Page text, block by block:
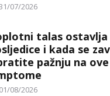
Posted
07/2026
talas ostavlja
i kada se
pažnju na ove
Posted
01/08/2026